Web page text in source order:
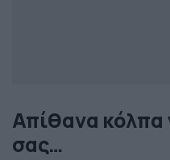
Απίθανα κόλπα
σας…